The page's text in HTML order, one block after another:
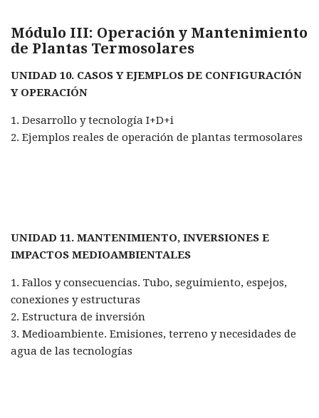
Módulo III: Operación y Mantenimiento
de Plantas Termosolares
UNIDAD 10. CASOS Y EJEMPLOS DE CONFIGURACIÓN
Y OPERACIÓN
1. Desarrollo y tecnología I+D+i
2. Ejemplos reales de operación de plantas termosolares
UNIDAD 11. MANTENIMIENTO, INVERSIONES E
IMPACTOS MEDIOAMBIENTALES
1. Fallos y consecuencias. Tubo, seguimiento, espejos,
conexiones y estructuras
2. Estructura de inversión
3. Medioambiente. Emisiones, terreno y necesidades de
agua de las tecnologías